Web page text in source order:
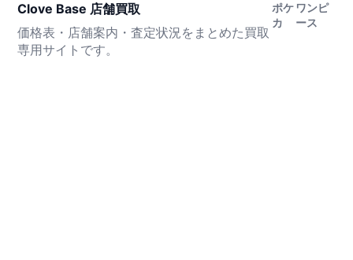
Clove Base 店舗買取
価格表・店舗案内・査定状況をまとめた買取
専用サイトです。
ポケ
カ
ワンピ
ース